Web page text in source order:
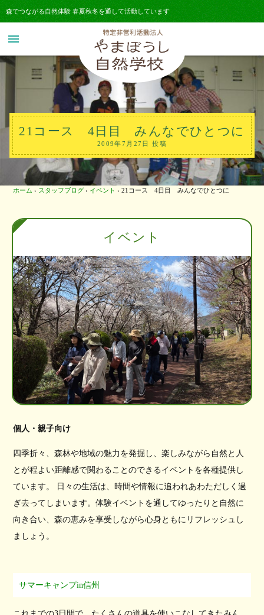
森でつながる自然体験 春夏秋冬を通して活動しています
menu
21コース 4日目 みんなでひとつに
2009年7月27日 投稿
ホーム › スタッフブログ › イベント › 21コース 4日目 みんなでひとつに
イベント
個人・親子向け
四季折々、森林や地域の魅力を発掘し、楽しみながら自然と人
とが程よい距離感で関わることのできるイベントを各種提供し
ています。 日々の生活は、時間や情報に追われあわただしく過
ぎ去ってしまいます。体験イベントを通してゆったりと自然に
向き合い、森の恵みを享受しながら心身ともにリフレッシュし
ましょう。
サマーキャンプin信州